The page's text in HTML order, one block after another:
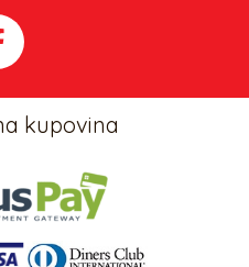
kupovina